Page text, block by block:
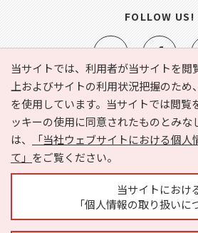
当サイトでは、利用者が当サイトを閲
上およびサイトの利用状況把握のため
を使用しています。当サイトでは閲覧
ッキーの使用に同意されたものとみな
は、
「当社ウェブサイトにおける個
て」 をご覧ください。
当サイトにおけ
「個人情報の取り扱いに
e-NAVITA（イーナビタ）とは？ お気
利用規約
個人情報の取り扱いについ
サイトマップ
広告掲載に関する
FOLLOW US!